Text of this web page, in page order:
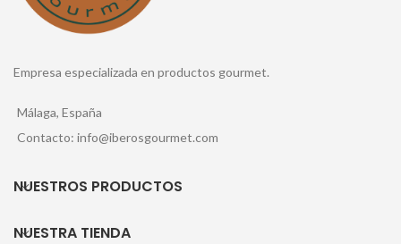
Empresa especializada en productos gourmet.
Málaga, España
Contacto: info@iberosgourmet.com
NUESTROS PRODUCTOS
NUESTRA TIENDA